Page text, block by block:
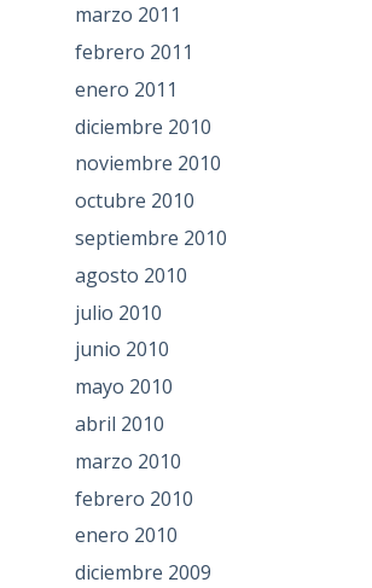
marzo 2011
febrero 2011
enero 2011
diciembre 2010
noviembre 2010
octubre 2010
septiembre 2010
agosto 2010
julio 2010
junio 2010
mayo 2010
abril 2010
marzo 2010
febrero 2010
enero 2010
diciembre 2009